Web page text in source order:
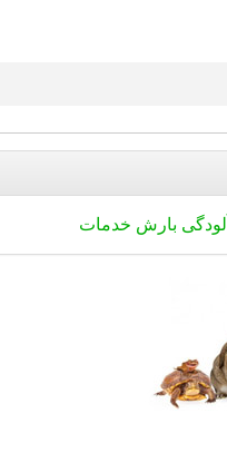
آلودگی بارش خدمات